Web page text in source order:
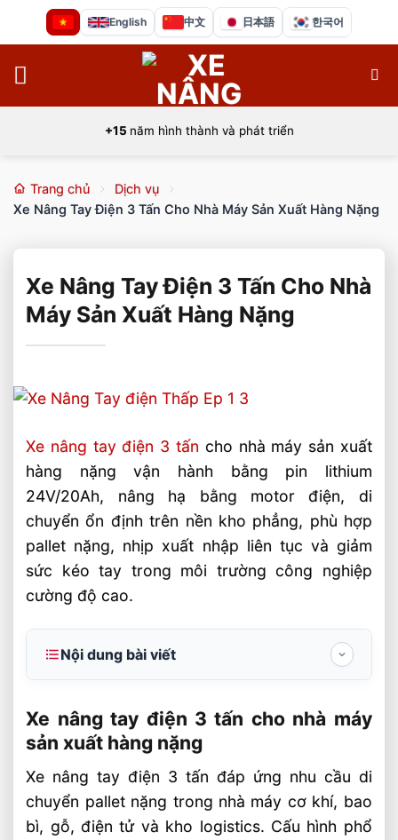
dung
English 中文 日本語 한국어
+15 năm hình thành và phát triển
Trang chủ
Dịch vụ
Xe Nâng Tay Điện 3 Tấn Cho Nhà Máy Sản Xuất Hàng Nặng
Xe Nâng Tay Điện 3 Tấn Cho Nhà
Máy Sản Xuất Hàng Nặng
Xe nâng tay điện 3 tấn cho nhà máy sản xuất
hàng nặng vận hành bằng pin lithium
24V/20Ah, nâng hạ bằng motor điện, di
chuyển ổn định trên nền kho phẳng, phù hợp
pallet nặng, nhịp xuất nhập liên tục và giảm
sức kéo tay trong môi trường công nghiệp
cường độ cao.
Nội dung bài viết
xuất hàng nặng
Thông số kỹ thuật cần ưu tiên khi chọn
xe nâng tay điện 3 tấn
Nhà máy nào nên dùng xe nâng tay điện
3 tấn?
Xe nâng tay điện 3 tấn cho nhà máy
sản xuất hàng nặng
Xe nâng tay điện 3 tấn đáp ứng nhu cầu di
chuyển pallet nặng trong nhà máy cơ khí, bao
bì, gỗ, điện tử và kho logistics. Cấu hình phổ